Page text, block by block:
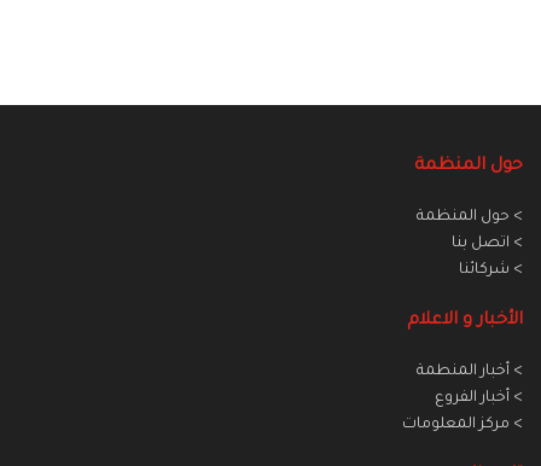
حول المنظمة
> حول المنظمة
> اتصل بنا
> شركائنا
الأخبار و الاعلام
> أخبار المنطمة
> أخبار الفروع
> مركز المعلومات